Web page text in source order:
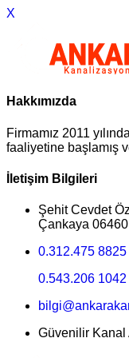
X
Hakkımızda
Firmamız 2011
faaliyetine başlamış
İletişim Bilgileri
Şehit Cevdet
Çankaya
0.312.475 8825
0.543.206 1042
Güvenilir Kanal